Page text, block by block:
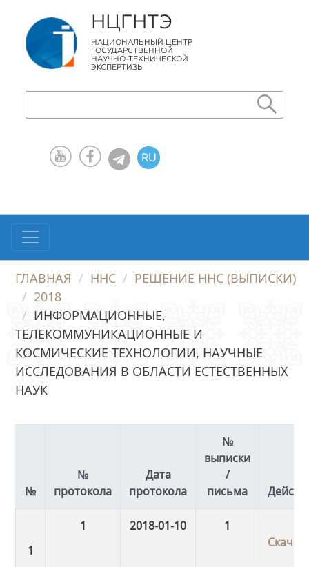
НЦГНТЭ
НАЦИОНАЛЬНЫЙ ЦЕНТР
ГОСУДАРСТВЕННОЙ
НАУЧНО-ТЕХНИЧЕСКОЙ
ЭКСПЕРТИЗЫ
RU
ГЛАВНАЯ ННС
РЕШЕНИЕ ННС (ВЫПИСКИ)
2018
ИНФОРМАЦИОННЫЕ,
ТЕЛЕКОММУНИКАЦИОННЫЕ И
КОСМИЧЕСКИЕ ТЕХНОЛОГИИ, НАУЧНЫЕ
ИССЛЕДОВАНИЯ В ОБЛАСТИ ЕСТЕСТВЕННЫХ
НАУК
№
протокола
Дата
протокола
№
выписки
/
письма
1 2018-01-10
1